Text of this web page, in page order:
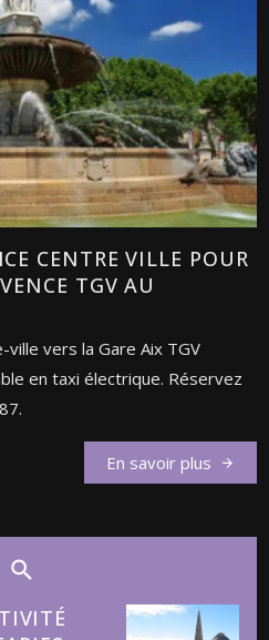
CENTRE VILLE POUR
TGV AU
vers la Gare Aix TGV
en taxi électrique. Réservez
En savoir plus